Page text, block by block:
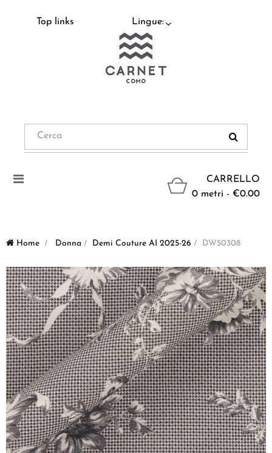
Top links Lingue:
CARRELLO
0 metri - €0.00
Navigazione
Home > Donna > Demi Couture AI 2025-26 > DW50308